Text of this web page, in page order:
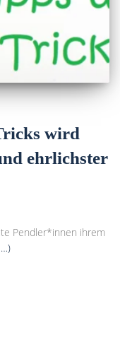
wird
ehrlichster
Pendler*innen ihrem